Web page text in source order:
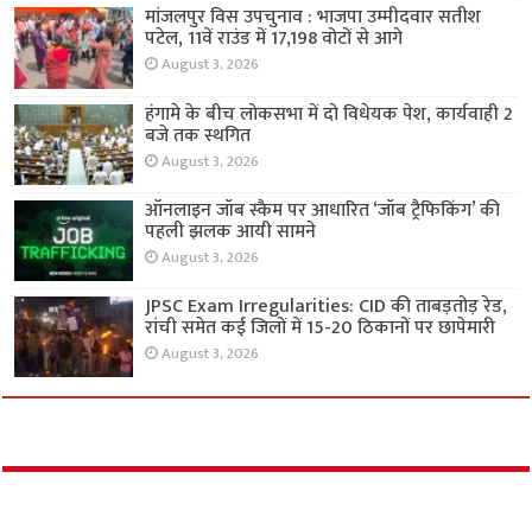
मांजलपुर विस उपचुनाव : भाजपा उम्मीदवार सतीश
पटेल, 11वें राउंड में 17,198 वोटों से आगे
August 3, 2026
हंगामे के बीच लोकसभा में दो विधेयक पेश, कार्यवाही 2
बजे तक स्थगित
August 3, 2026
ऑनलाइन जॉब स्कैम पर आधारित ‘जॉब ट्रैफिकिंग’ की
पहली झलक आयी सामने
August 3, 2026
JPSC Exam Irregularities: CID की ताबड़तोड़ रेड,
रांची समेत कई जिलों में 15-20 ठिकानों पर छापेमारी
August 3, 2026